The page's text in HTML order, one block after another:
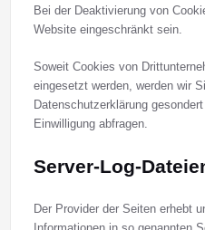
Bei der Deaktivierung von
Website eingeschränkt sein.
Soweit Cookies von
eingesetzt werden, werden wir
Datenschutzerklärung
Einwilligung abfragen.
Server-Log-
Der Provider der Seiten erhebt